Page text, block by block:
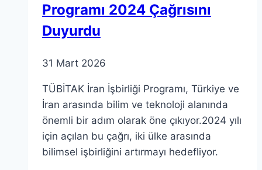
Programı 2024 Çağrısını
Duyurdu
31 Mart 2026
TÜBİTAK İran İşbirliği Programı, Türkiye ve
İran arasında bilim ve teknoloji alanında
önemli bir adım olarak öne çıkıyor.2024 yılı
için açılan bu çağrı, iki ülke arasında
bilimsel işbirliğini artırmayı hedefliyor.